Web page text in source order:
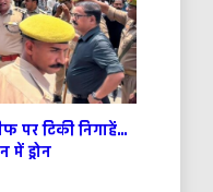
पर टिकी निगाहें…
ड्रोन